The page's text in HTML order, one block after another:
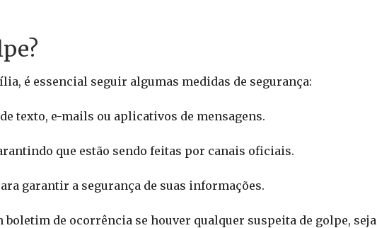
é essencial seguir algumas medidas de segurança:
texto, e-mails ou aplicativos de mensagens.
que estão sendo feitas por canais oficiais.
garantir a segurança de suas informações.
de ocorrência se houver qualquer suspeita de golpe, seja